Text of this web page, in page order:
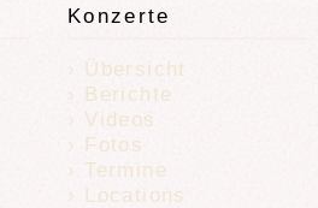
Konzerte
Übersicht
Berichte
Videos
Fotos
Termine
Locations